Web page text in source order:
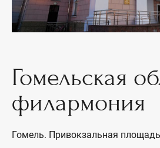
Гомельская
филармония
Гомель. Привокзальная